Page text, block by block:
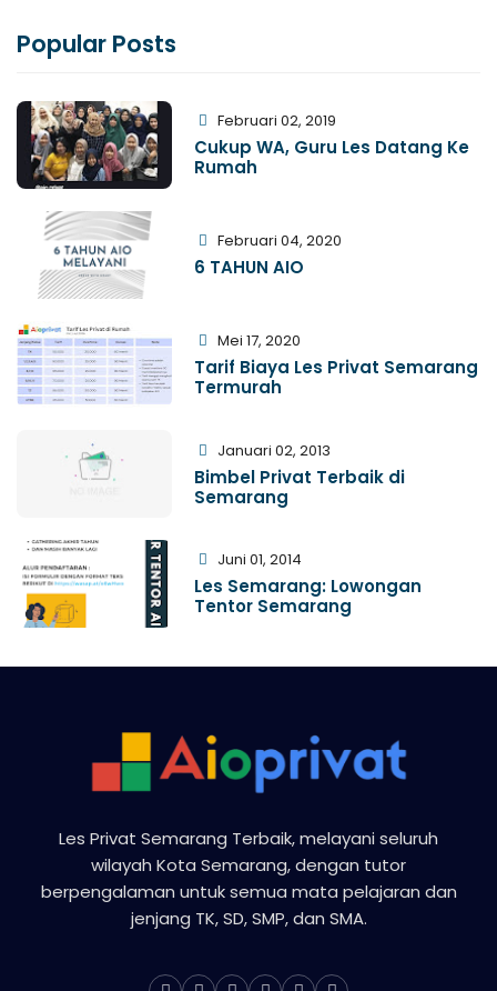
Popular Posts
Februari 02, 2019
Cukup WA, Guru Les Datang Ke
Rumah
Februari 04, 2020
6 TAHUN AIO
Mei 17, 2020
Tarif Biaya Les Privat Semarang
Termurah
Januari 02, 2013
Bimbel Privat Terbaik di
Semarang
Juni 01, 2014
Les Semarang: Lowongan
Tentor Semarang
Les Privat Semarang Terbaik, melayani seluruh
wilayah Kota Semarang, dengan tutor
berpengalaman untuk semua mata pelajaran dan
jenjang TK, SD, SMP, dan SMA.